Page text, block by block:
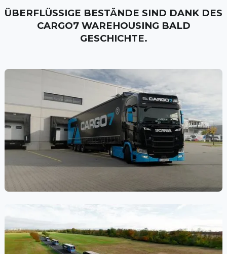
ÜBERFLÜSSIGE BESTÄNDE SIND DANK DES
CARGO7 WAREHOUSING BALD
GESCHICHTE.